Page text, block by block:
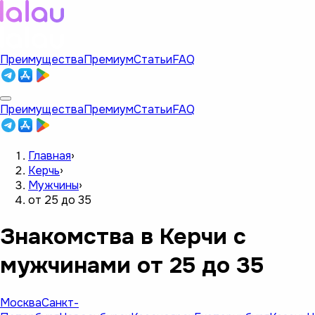
ПреимуществаПремиумСтатьиFAQ
ПреимуществаПремиумСтатьиFAQ
Главная›
Керчь›
Мужчины›
от 25 до 35
Знакомства в Керчи с
мужчинами от 25 до 35
МоскваСанкт-